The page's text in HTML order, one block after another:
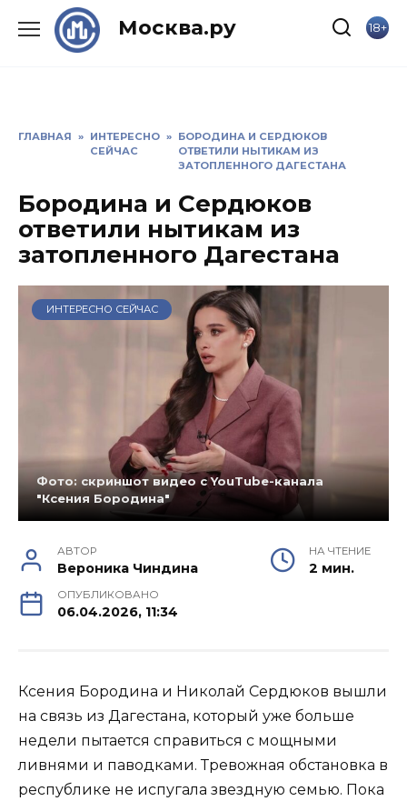
Москва.ру 18+
ГЛАВНАЯ » ИНТЕРЕСНО
СЕЙЧАС
» БОРОДИНА И СЕРДЮКОВ
ОТВЕТИЛИ НЫТИКАМ ИЗ
ЗАТОПЛЕННОГО ДАГЕСТАНА
Бородина и Сердюков
ответили нытикам из
затопленного Дагестана
ИНТЕРЕСНО СЕЙЧАС
Фото: скриншот видео с YouTube-канала
"Ксения Бородина"
АВТОР
Вероника Чиндина
НА ЧТЕНИЕ
2 мин.
ОПУБЛИКОВАНО
06.04.2026, 11:34
Ксения Бородина и Николай Сердюков вышли
на связь из Дагестана, который уже больше
недели пытается справиться с мощными
ливнями и паводками. Тревожная обстановка в
республике не испугала звездную семью. Пока